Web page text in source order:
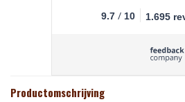
9.7 / 10 1.695
Productomschrijving